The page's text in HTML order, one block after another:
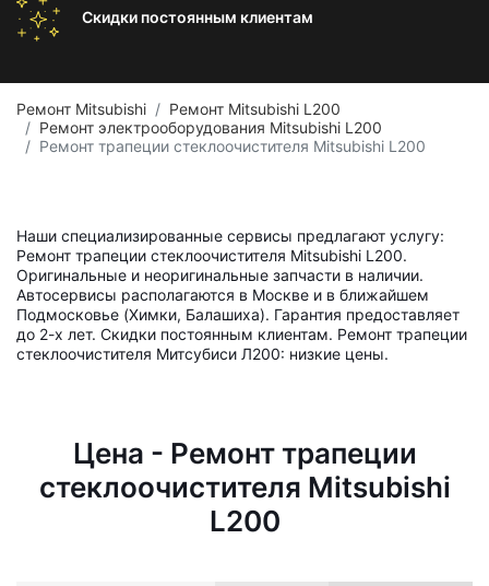
Скидки постоянным клиентам
Ремонт Mitsubishi
Ремонт Mitsubishi L200
Ремонт электрооборудования Mitsubishi L200
Ремонт трапеции стеклоочистителя Mitsubishi L200
Наши специализированные сервисы предлагают услугу:
Ремонт трапеции стеклоочистителя Mitsubishi L200.
Оригинальные и неоригинальные запчасти в наличии.
Автосервисы располагаются в Москве и в ближайшем
Подмосковье (Химки, Балашиха). Гарантия предоставляет
до 2-х лет. Скидки постоянным клиентам. Ремонт трапеции
стеклоочистителя Митсубиси Л200: низкие цены.
Цена - Ремонт трапеции
стеклоочистителя Mitsubishi
L200